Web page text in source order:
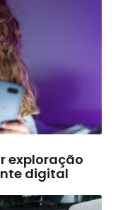
exploração
digital